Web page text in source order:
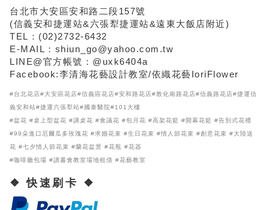
台北市大安區安和路二段157號
(信義安和捷運站&六張犁捷運站&遠東大飯店附近)
TEL：(02)2732-6432
E-MAIL：shiun_go@yahoo.com.tw
LINE@官方帳號：@uxk6404a
Facebook:李清海花藝設計教室/依織花藝IoriFlower
#台北花店#大安區花店#信義區花店#安和路花店#敦化南路花店#信義路花店#捷運信
義安和站#捷運六張犁站#國泰醫院#101大樓
#盆花 #桌上型盆花 #講桌花 #會議花 #包月花 #高架花籃 #開幕花籃 #告別式花禮
#99朵進口厄爾瓜多玫瑰花 #求婚花束 #生日花束 #情人節花束 #創意花束 #大陸送
花 #七夕情人節花束 #蘭花盆景 #花瓶 #花器
#咖啡廳包場 #讀書會教室場地租借 #花藝教室
❖ 快速刷卡 ❖